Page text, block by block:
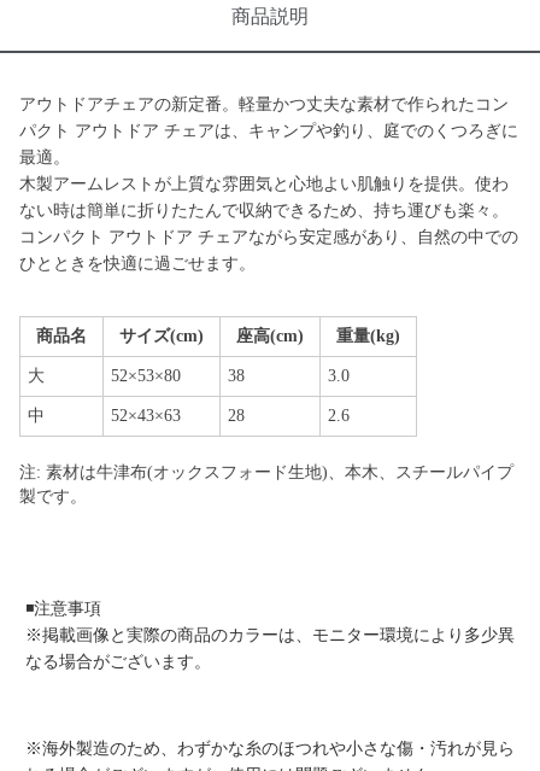
商品説明
アウトドアチェアの新定番。軽量かつ丈夫な素材で作られたコン
パクト アウトドア チェアは、キャンプや釣り、庭でのくつろぎに
最適。
木製アームレストが上質な雰囲気と心地よい肌触りを提供。使わ
ない時は簡単に折りたたんで収納できるため、持ち運びも楽々。
コンパクト アウトドア チェアながら安定感があり、自然の中での
ひとときを快適に過ごせます。
商品名 サイズ(cm) 座高(cm) 重量(kg)
大 52×53×80 38 3.0
中 52×43×63 28 2.6
注: 素材は牛津布(オックスフォード生地)、本木、スチールパイプ
製です。
◾️注意事項
※掲載画像と実際の商品のカラーは、モニター環境により多少異
なる場合がございます。
※海外製造のため、わずかな糸のほつれや小さな傷・汚れが見ら